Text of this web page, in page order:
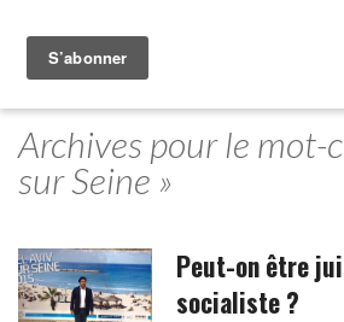
Archives pour le mot-
sur Seine »
Peut-on être
socialiste ?